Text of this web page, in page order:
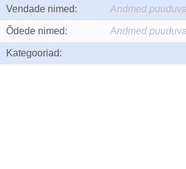
Vendade nimed: Andmed
Õdede nimed: Andmed
Kategooriad: